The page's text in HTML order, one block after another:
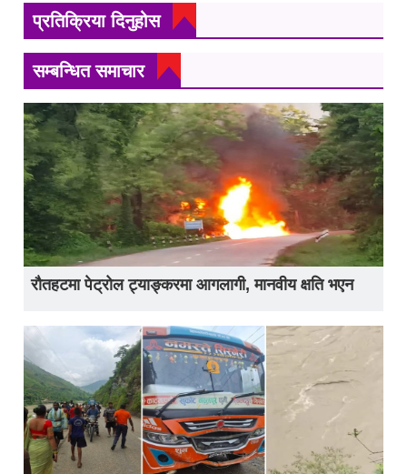
प्रतिक्रिया दिनुहोस
सम्बन्धित समाचार
रौतहटमा पेट्रोल ट्याङ्करमा आगलागी, मानवीय क्षति भएन